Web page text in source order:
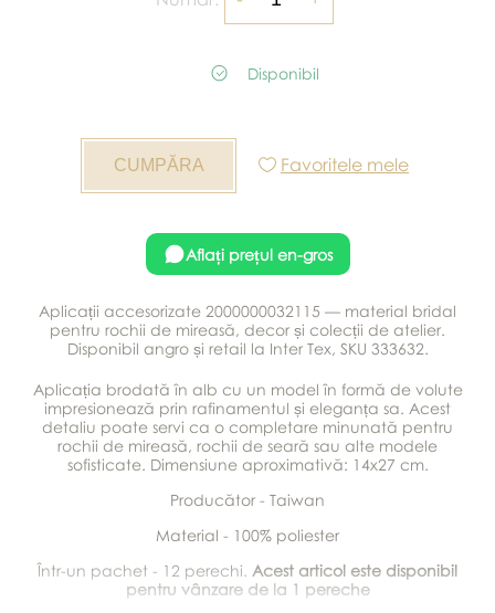
Disponibil
Favoritele mele
Aflați prețul en-gros
Aplicații accesorizate 2000000032115 — material bridal
pentru rochii de mireasă, decor și colecții de atelier.
Disponibil angro și retail la Inter Tex, SKU 333632.
Aplicația brodată în alb cu un model în formă de volute
impresionează prin rafinamentul și eleganța sa. Acest
detaliu poate servi ca o completare minunată pentru
rochii de mireasă, rochii de seară sau alte modele
sofisticate. Dimensiune aproximativă: 14x27 cm.
Producător - Taiwan
Material - 100% poliester
Într-un pachet - 12 perechi. Acest articol este disponibil
pentru vânzare de la 1 pereche